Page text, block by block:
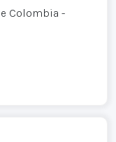
Colombia -